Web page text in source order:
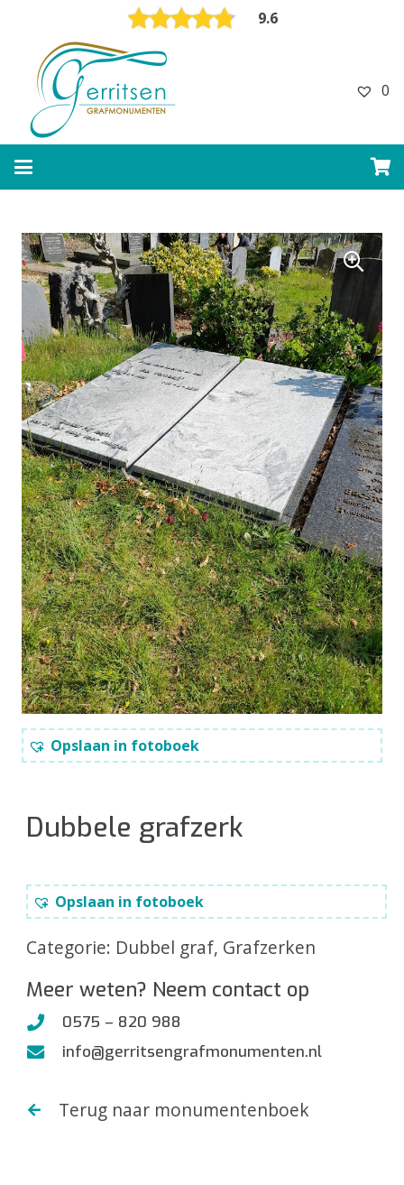
9.6
0
Opslaan in fotoboek
Dubbele grafzerk
Opslaan in fotoboek
Categorie: Dubbel graf, Grafzerken
Meer weten? Neem contact op
0575 – 820 988
info@gerritsengrafmonumenten.nl
Terug naar monumentenboek